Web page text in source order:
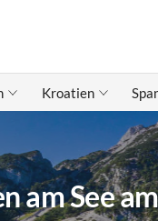
Kroatien
am See